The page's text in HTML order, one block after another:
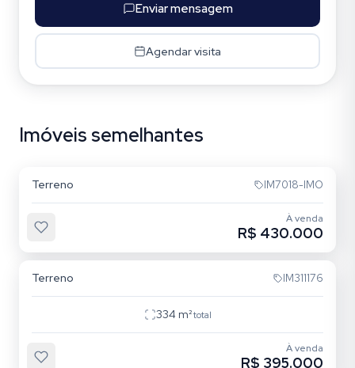
Enviar mensagem
Agendar visita
Imóveis semelhantes
Jardim Floresta
Terreno IM7018-IMO
À venda
R$ 430.000
Terreno IM311176
334 m²total
À venda
R$ 395.000